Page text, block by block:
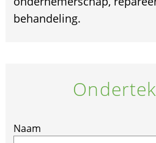
behandeling.
Naam